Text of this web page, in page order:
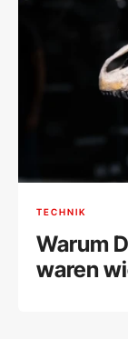
TECHNIK
Warum
waren